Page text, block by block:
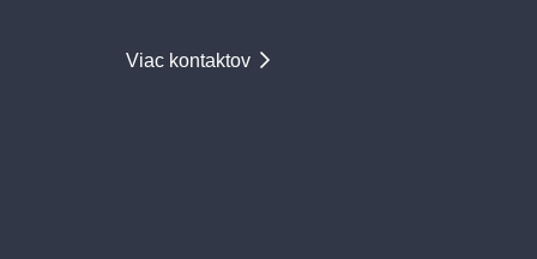
Viac kontaktov